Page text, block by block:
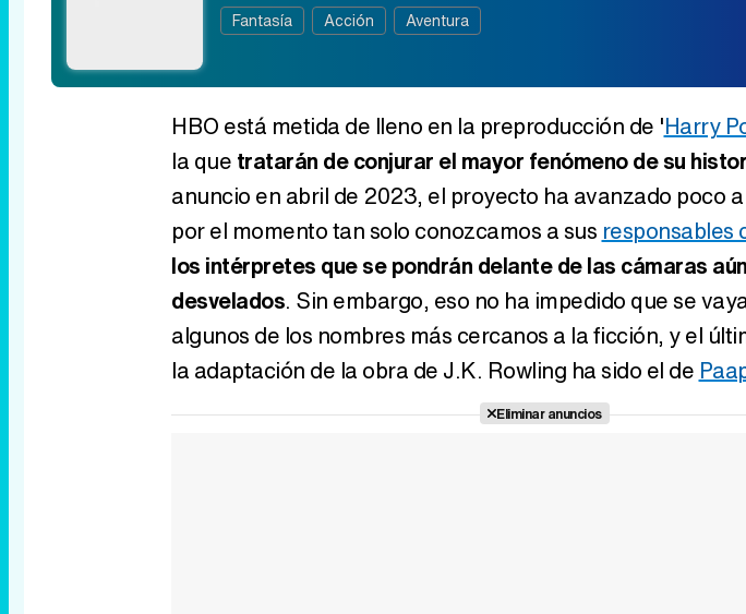
Fantasía Acción Aventura
HBO está metida de lleno en la preproducción de 'Harry
la que tratarán de conjurar el mayor fenómeno de su
anuncio en abril de 2023, el proyecto ha avanzado poco
por el momento tan solo conozcamos a sus responsables
los intérpretes que se pondrán delante de las cámaras
desvelados. Sin embargo, eso no ha impedido que se
algunos de los nombres más cercanos a la ficción, y el
la adaptación de la obra de J.K. Rowling ha sido el de
Eliminar anuncios